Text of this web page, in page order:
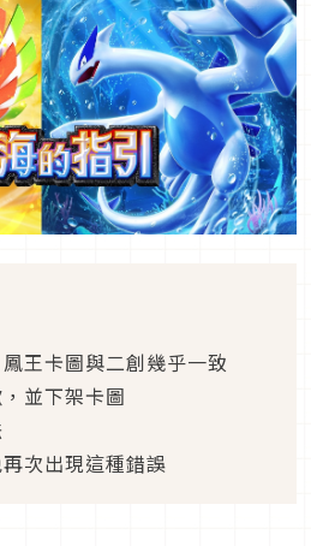
王卡圖與二創幾乎一致
並下架卡圖
次出現這種錯誤